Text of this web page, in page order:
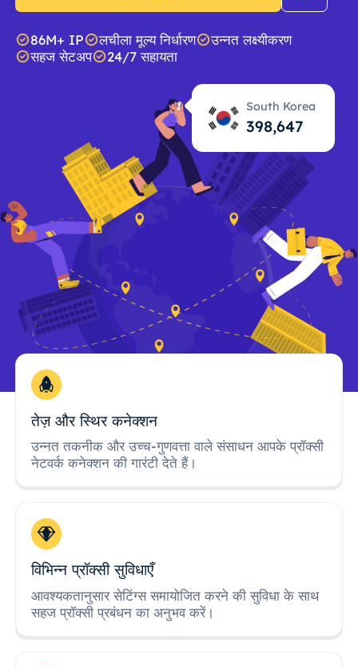
86M+ IP लचीला मूल्य निर्धारण
उन्नत लक्ष्यीकरण
सहज सेटअप
24/7 सहायता
South Korea
398,648
तेज़ और स्थिर कनेक्शन
उन्नत तकनीक और उच्च-गुणवत्ता वाले संसाधन आपके प्रॉक्सी
नेटवर्क कनेक्शन की गारंटी देते हैं।
विभिन्न प्रॉक्सी सुविधाएँ
आवश्यकतानुसार सेटिंग्स समायोजित करने की सुविधा के साथ
सहज प्रॉक्सी प्रबंधन का अनुभव करें।